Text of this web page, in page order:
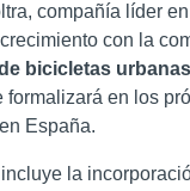
compañía líder
con la
bicicletas
formalizará en los
España.
la